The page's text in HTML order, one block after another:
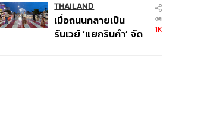
Football
THAILAND
เมื่อถนนกลายเป็น
รันเวย์ ‘แยกรินคำ’ จัด
1K